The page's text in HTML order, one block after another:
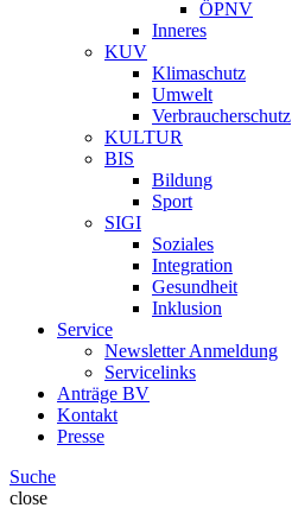
ÖPNV
Inneres
KUV
Klimaschutz
Umwelt
Verbraucherschutz
KULTUR
BIS
Bildung
Sport
SIGI
Soziales
Integration
Gesundheit
Inklusion
Service
Newsletter Anmeldung
Servicelinks
Anträge BV
Kontakt
Presse
Suche
close